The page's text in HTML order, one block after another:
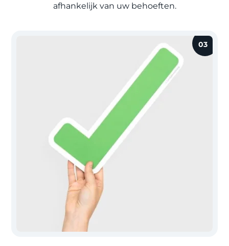
afhankelijk van uw behoeften.
03